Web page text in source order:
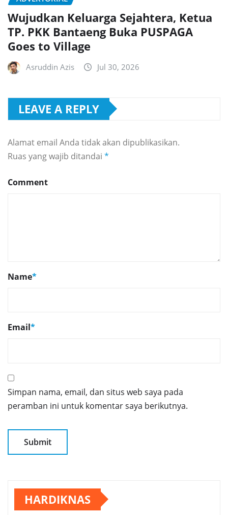
Wujudkan Keluarga Sejahtera, Ketua
TP. PKK Bantaeng Buka PUSPAGA
Goes to Village
Asruddin Azis Jul 30, 2026
LEAVE A REPLY
Alamat email Anda tidak akan dipublikasikan.
Ruas yang wajib ditandai *
Comment
Name*
Email*
Simpan nama, email, dan situs web saya pada
peramban ini untuk komentar saya berikutnya.
HARDIKNAS